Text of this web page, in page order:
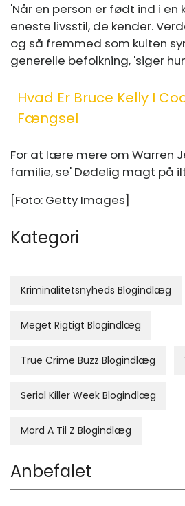
'Når en person er født ind i en
eneste livsstil, de kender.
og så fremmed som kulten
generelle befolkning, 'siger
Hvad Er Bruce Kelly I
Fængsel
For at lære mere om Warren
familie, se' Dødelig magt på
[Foto: Getty Images]
Kategori
Kriminalitetsnyheds Blogindlæg
Meget Rigtigt Blogindlæg
True Crime Buzz Blogindlæg
Serial Killer Week Blogindlæg
Mord A Til Z Blogindlæg
Anbefalet